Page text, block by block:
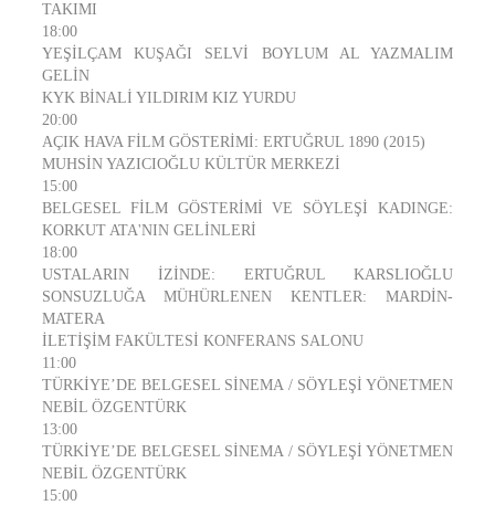
TAKIMI
18:00
YEŞİLÇAM KUŞAĞI SELVİ BOYLUM AL YAZMALIM
GELİN
KYK BİNALİ YILDIRIM KIZ YURDU
20:00
AÇIK HAVA FİLM GÖSTERİMİ: ERTUĞRUL 1890 (2015)
MUHSİN YAZICIOĞLU KÜLTÜR MERKEZİ
15:00
BELGESEL FİLM GÖSTERİMİ VE SÖYLEŞİ KADINGE:
KORKUT ATA'NIN GELİNLERİ
18:00
USTALARIN İZİNDE: ERTUĞRUL KARSLIOĞLU
SONSUZLUĞA MÜHÜRLENEN KENTLER: MARDİN-
MATERA
İLETİŞİM FAKÜLTESİ KONFERANS SALONU
11:00
TÜRKİYE’DE BELGESEL SİNEMA / SÖYLEŞİ YÖNETMEN
NEBİL ÖZGENTÜRK
13:00
TÜRKİYE’DE BELGESEL SİNEMA / SÖYLEŞİ YÖNETMEN
NEBİL ÖZGENTÜRK
15:00